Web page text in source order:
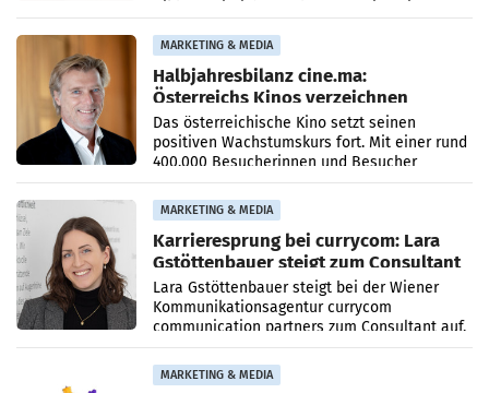
MARKETING & MEDIA
Halbjahresbilanz cine.ma:
Österreichs Kinos verzeichnen
400.000 Besucher mehr
Das österreichische Kino setzt seinen
positiven Wachstumskurs fort. Mit einer rund
400.000 Besucherinnen und Besucher
höheren Nettoreichweite im ersten Halbjahr
2026 gegenüber dem
MARKETING & MEDIA
Karrieresprung bei currycom: Lara
Gstöttenbauer steigt zum Consultant
auf
Lara Gstöttenbauer steigt bei der Wiener
Kommunikationsagentur currycom
communication partners zum Consultant auf.
Die 27-jährige Beraterin betreut Kundinnen
und Kunden in den Bereichen
MARKETING & MEDIA